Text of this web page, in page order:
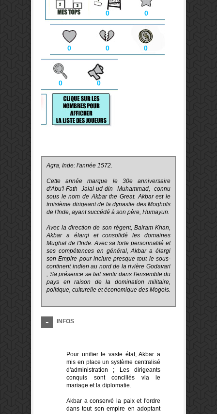
0 0
0 0 0
0 0
Agra, Inde: l'année 1572.
Cette année marque le 30e anniversaire
d'Abu'l-Fath Jalal-ud-din Muhammad, connu
sous le nom de Akbar the Great. Akbar est le
troisième dirigeant de la dynastie des Moghols
de l'Inde, ayant succédé à son père, Humayun.
Avec la direction de son régent, Bairam Khan,
Akbar a élargi et consolidé les domaines
Mughal de l'Inde. Avec sa forte personnalité et
ses compétences en général, Akbar a élargi
son Empire pour inclure presque tout le sous-
continent indien au nord de la rivière Godavari
; Sa présence se fait sentir dans l'ensemble du
pays en raison de la domination militaire,
politique, culturelle et économique des Mogols.
INFOS
Pour unifier le vaste état, Akbar a
mis en place un système centralisé
d'administration ; Les dirigeants
conquis sont conciliés via le
mariage et la diplomatie.
Akbar a conservé la paix et l'ordre
dans tout son empire en adoptant